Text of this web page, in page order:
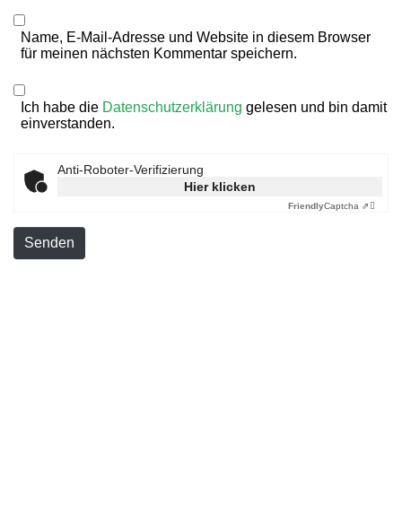
Name, E-Mail-Adresse und Website in diesem Browser
für meinen nächsten Kommentar speichern.
Ich habe die Datenschutzerklärung gelesen und bin damit
einverstanden.
Anti-Roboter-Verifizierung
Hier klicken
FriendlyCaptcha ⇗
Senden